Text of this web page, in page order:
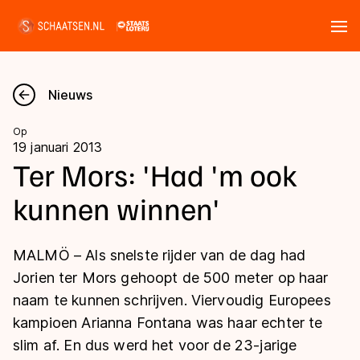
Nieuws
Kalender
Disciplines
Marathon
Langebaan
Shorttrack
Inlineskaten
Uitslagen
Langebaan
Shorttrack
Marathon
Tijden & historie
Ranglijsten Langebaan
Nieuws
Op
19 januari 2013
Ter Mors: 'Had 'm ook
kunnen winnen'
MALMÖ – Als snelste rijder van de dag had
Jorien ter Mors gehoopt de 500 meter op haar
naam te kunnen schrijven. Viervoudig Europees
kampioen Arianna Fontana was haar echter te
slim af. En dus werd het voor de 23-jarige